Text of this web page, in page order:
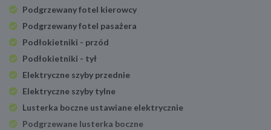
Podgrzewany fotel kierowcy
Podgrzewany fotel pasażera
Podłokietniki - przód
Podłokietniki - tył
Elektryczne szyby przednie
Elektryczne szyby tylne
Lusterka boczne ustawiane elektrycznie
Podgrzewane lusterka boczne